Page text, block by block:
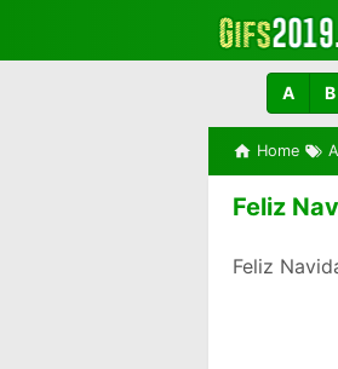
A B
Home
Feliz
Feliz